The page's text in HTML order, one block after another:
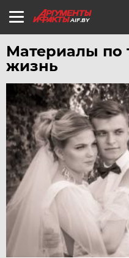
AIF.BY
Материалы по
жизнь